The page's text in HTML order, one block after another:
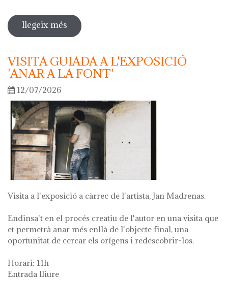
llegeix més sobre 76ª festa del càntir
VISITA GUIADA A L'EXPOSICIÓ
'ANAR A LA FONT'
12/07/2026
Visita a l'exposició a càrrec de l'artista, Jan Madrenas.
Endinsa't en el procés creatiu de l'autor en una visita que
et permetrà anar més enllà de l'objecte final, una
oportunitat de cercar els orígens i redescobrir-los.
Horari: 11h
Entrada lliure